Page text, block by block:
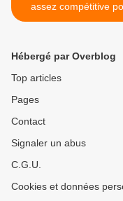
assez compétitive
Renault
Hébergé par Overblog
Top articles
Pages
Contact
Signaler un abus
C.G.U.
Cookies et données